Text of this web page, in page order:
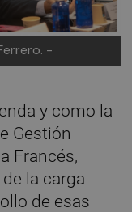
-
y como la
Gestión
Francés,
la carga
de esas